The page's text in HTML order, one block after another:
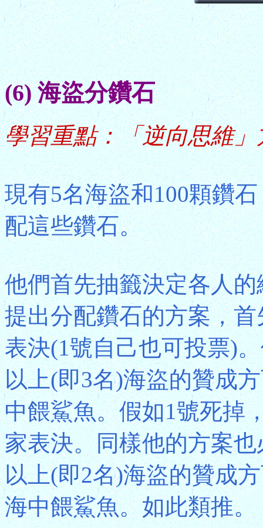
(6) 海盜分鑽石
學習重點：「逆向思維」
現有5名海盜和100顆鑽
配這些鑽石。
他們首先抽籤決定各人
提出分配鑽石的方案，
表決(1號自己也可投票)
以上(即3名)海盜的贊成
中餵鯊魚。假如1號死掉
家表決。同樣他的方案
以上(即2名)海盜的贊成
海中餵鯊魚。如此類推。